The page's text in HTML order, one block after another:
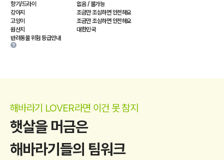
향기/드라이
없음 / 불가능
강아지
조금만 조심하면 안전해요
고양이
조금만 조심하면 안전해요
원산지
대한민국
반려동물 위험 등급안내
해바라기 LOVER라면 이건 못 참지
햇살을 머금은
해바라기들의 팀워크